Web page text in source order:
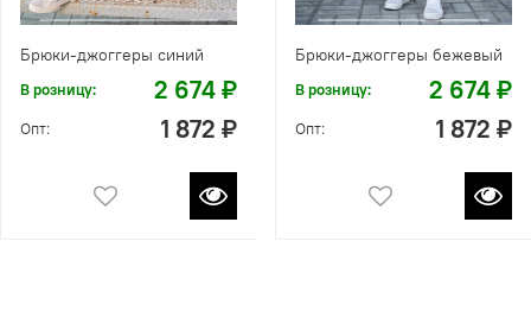
Брюки-джоггеры синий
В розницу: 2 674 ₽
Опт: 1 872 ₽
Брюки-джоггеры бежевый
В розницу: 2 674 ₽
Опт: 1 872 ₽